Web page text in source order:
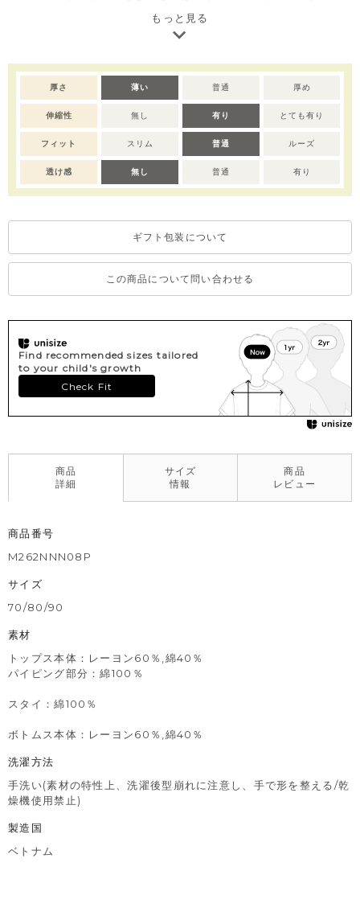
※サイズによって仕様が異なります。（スナップボタン）70-80
※デリケートな素材を使用しているため、乾燥機のご使用はお控
えいただくことをおすすめします。
※撮影･モニター環境等により実際の商品の色味と異なって見える
場合がございます。
もっと見る
厚さ 薄い 普通 厚め
伸縮性 無し 有り とても有り
フィット スリム 普通 ルーズ
透け感 無し 普通 有り
ギフト包装について
この商品について問い合わせる
Find recommended sizes tailored
to your child's growth
Check Fit
商品
詳細
サイズ
情報
商品
レビュー
商品番号
M262NNN08P
サイズ
70/80/90
素材
トップス本体：レーヨン60％,綿40％
パイピング部分：綿100％
スタイ：綿100％
ボトムス本体：レーヨン60％,綿40％
洗濯方法
手洗い(素材の特性上、洗濯後型崩れに注意し、手で形を整える/乾
燥機使用禁止)
製造国
ベトナム